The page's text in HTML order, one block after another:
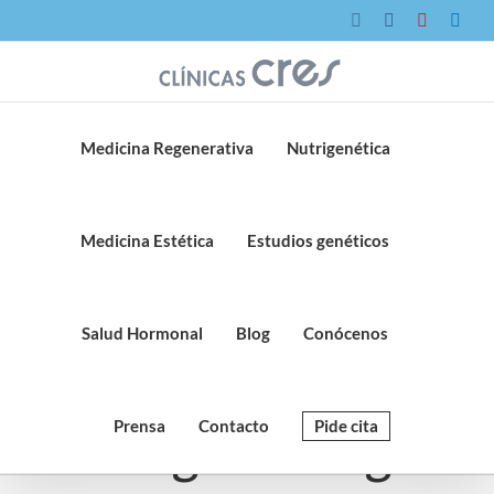
al
InstagramFacebookYouTube
Medicina Regenerativa Nutrigenética
Medicina Estética Estudios genéticos
Salud Hormonal Blog Conócenos
Prensa Contacto Pide cita
Lifting sin cirugía: